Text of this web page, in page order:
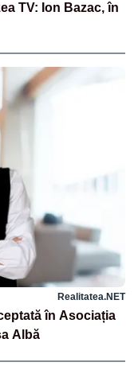
TV: Ion Bazac, în
Realitatea.NET
în Asociația
Albă